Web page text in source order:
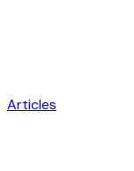
Articles